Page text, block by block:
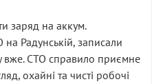
заряд на аккум.
Радунській, записали
вже. СТО справило приємне
охайні та чисті робочі